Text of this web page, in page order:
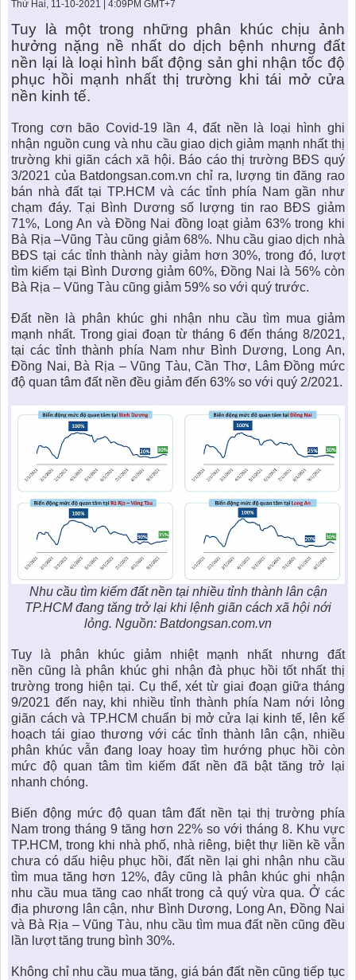
THÀNH ĐÔNG VỚI XÃ HÔI
BẮC
THƯ VIỆN PHÁP LUẬT
LIÊN HỆ & GIẢI ĐÁP
KIẾN TRÚC & PHONG THUỶ
TIN TỨC CÔNG TY
TIN TỨC TỔNG HỢP
Thứ Hai, 11-10-2021 | 4:09PM GMT+7
Tuy là một trong những phân khúc chịu ảnh
hưởng nặng nề nhất do dịch bệnh nhưng đất
nền lại là loại hình bất động sản ghi nhận tốc độ
phục hồi mạnh nhất thị trường khi tái mở cửa
nền kinh tế.
Trong cơn bão Covid-19 lần 4,đất nền là loại hình ghi
nhận nguồn cung và nhu cầu giao dịch giảm mạnh nhất thị
trường khi giãn cách xã hội. Báo cáo thị trường BĐS quý
3/2021 của Batdongsan.com.vn chỉ ra, lượng tin đăng rao
bán nhà đấttại TP.HCM và các tỉnh phía Nam gần như
chạm đáy. Tại Bình Dương số lượng tin rao BĐS giảm
71%, Long An và Đồng Nai đồng loạt giảm 63% trong khi
Bà Rịa –Vũng Tàu cũng giảm 68%. Nhu cầu giao dịch nhà
BĐS tại các tỉnh thành này giảm hơn 30%, trong đó, lượt
tìm kiếm tại Bình Dương giảm 60%, Đồng Nai là 56% còn
Bà Rịa – Vũng Tàu cũng giảm 59% so với quý trước.
Đất nền là phân khúc ghi nhận nhu cầu tìm mua giảm
mạnh nhất. Trong giai đoạn từ tháng 6 đến tháng 8/2021,
tại các tỉnh thành phía Nam như Bình Dương, Long An,
Đồng Nai, Bà Rịa – Vũng Tàu, Cần Thơ, Lâm Đồng mức
độ quan tâmđất nền đều giảm đến 63% so với quý 2/2021.
Nhu cầu tìm kiếm đất nền tại nhiều tỉnh thành lân cận
TP.HCM đang tăng trở lại khi lệnh giãn cách xã hội nới
lỏng. Nguồn: Batdongsan.com.vn
Tuy là phân khúc giảm nhiệt mạnh nhất nhưng đất
nền cũng là phân khúc ghi nhận đà phục hồi tốt nhất thị
trường trong hiện tại. Cụ thể, xét từ giai đoạn giữa tháng
9/2021 đến nay, khi nhiều tỉnh thành phía Nam nới lỏng
giãn cách và TP.HCM chuẩn bị mở cửa lại kinh tế, lên kế
hoạch tái giao thương với các tỉnh thành lân cận, nhiều
phân khúc vẫn đang loay hoay tìm hướng phục hồi còn
mức độ quan tâm tìm kiếm đất nền đã bật tăng trở lại
nhanh chóng.
Biến động mức độ quan tâmđất nền tại thị trường phía
Nam trong tháng 9 tăng hơn 22% so với tháng 8. Khu vực
TP.HCM, trong khi nhà phố, nhà riêng, biệt thự liền kề vẫn
chưa có dấu hiệu phục hồi, đất nền lại ghi nhận nhu cầu
tìm mua tăng hơn 12%, đây cũng là phân khúc ghi nhận
nhu cầu mua tăng cao nhất trong cả quý vừa qua. Ở các
địa phương lân cận, như Bình Dương, Long An, Đồng Nai
và Bà Rịa – Vũng Tàu, nhu cầu tìm muađất nền cũng đều
lần lượt tăng trung bình 30%.
Không chỉ nhu cầu mua tăng, giá bán đất nền cũng tiếp tục